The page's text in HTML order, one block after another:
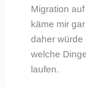
Migration
käme mir
daher würde
welche
laufen.